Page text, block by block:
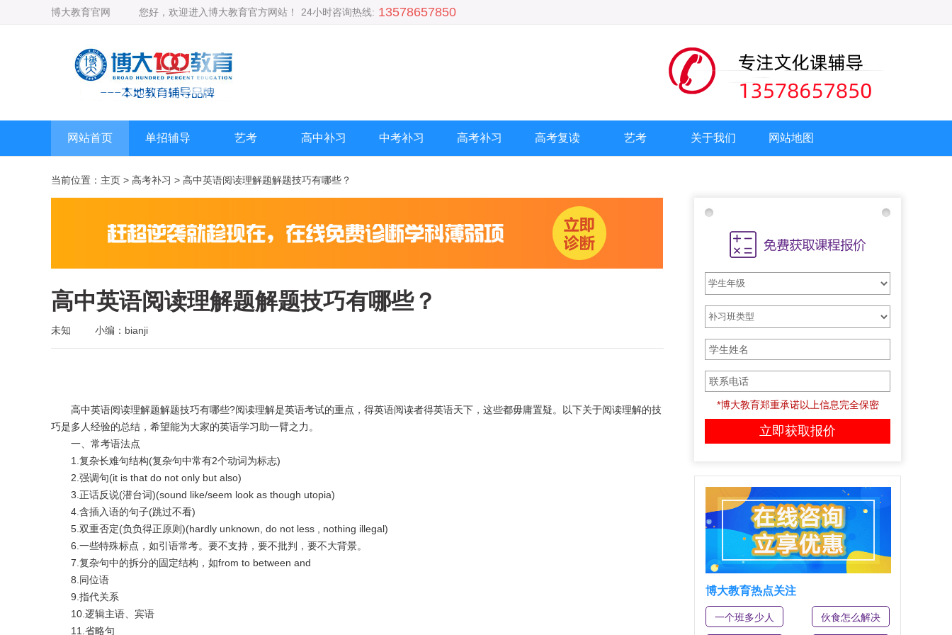
博大教育官网 您好，欢迎进入博大教育官方网站！ 24小时咨询热线: 13578657850
网站首页 单招辅导 艺考 高中补习 中考补习 高考补习 高考复读 艺考 关于我们 网站地图
当前位置： 主页 > 高考补习 > 高中英语阅读理解题解题技巧有哪些？
高中英语阅读理解题解题技巧有哪些？
未知 小编：bianji
高中英语阅读理解题解题技巧有哪些?阅读理解是英语考试的重点，得英语阅读者得英语天下，这些都毋庸置疑。以下关于阅读理解的技
巧是多人经验的总结，希望能为大家的英语学习助一臂之力。
一、常考语法点
1.复杂长难句结构(复杂句中常有2个动词为标志)
2.强调句(it is that do not only but also)
3.正话反说(潜台词)(sound like/seem look as though utopia)
4.含插入语的句子(跳过不看)
5.双重否定(负负得正原则)(hardly unknown, do not less , nothing illegal)
6.一些特殊标点，如引语常考。要不支持，要不批判，要不大背景。
7.复杂句中的拆分的固定结构，如from to between and
8.同位语
9.指代关系
10.逻辑主语、宾语
11.省略句
*博大教育郑重承诺以上信息完全保密
博大教育热点关注
一个班多少人 伙食怎么解决
学霸支招，高三生如何调